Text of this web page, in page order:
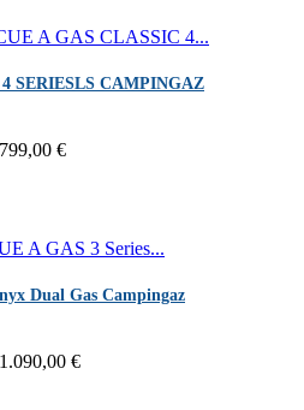
SERIESLS CAMPINGAZ
799,00 €
Dual Gas Campingaz
1.090,00 €